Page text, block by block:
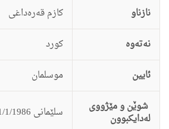
نازناو
کازم قەرەداغی
نەتەوە
كورد
ئایین
موسلمان
شوێن و مێژووی
لەدایکبوون سلێمانی 1/1/1986